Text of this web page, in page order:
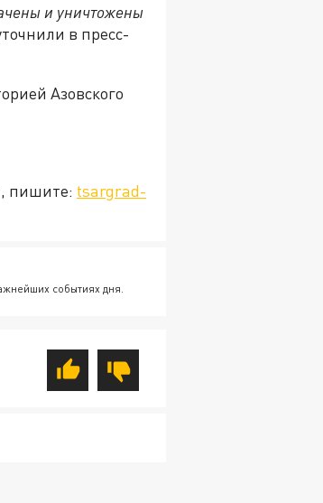
и уничтожены
в пресс-
Азовского
пишите: tsargrad-
событиях дня.